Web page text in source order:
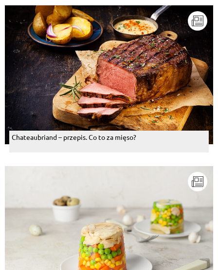
Chateaubriand – przepis. Co to za mięso?